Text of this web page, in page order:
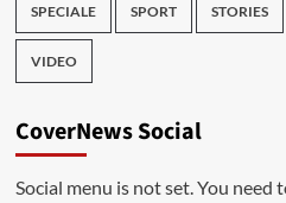
SPECIALE SPORT STORIES
VIDEO
CoverNews Social
Social menu is not set. You need